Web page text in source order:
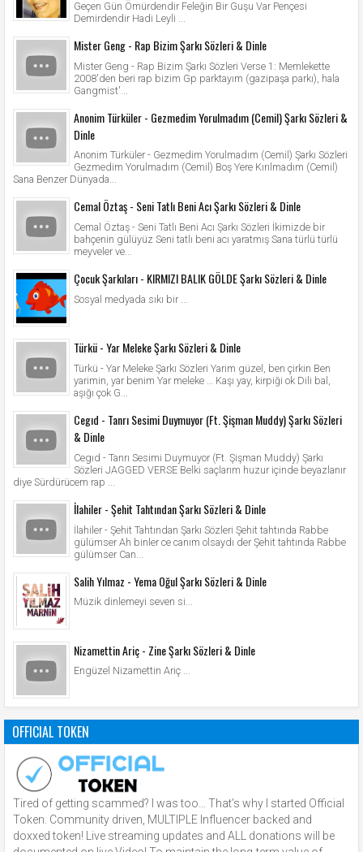
Geçen Gün Ömürdendir Feleğin Bir Guşu Var Pençesi
Demirdendir Hadi Leyli ...
Mister Geng - Rap Bizim Şarkı Sözleri & Dinle
Mister Geng - Rap Bizim Şarkı Sözleri Verse 1: Memlekette
2008'den beri rap bizim Gp parktayım (gazipaşa parkı), hala
Gangmist'...
Anonim Türküler - Gezmedim Yorulmadım (Cemil) Şarkı Sözleri &
Dinle
Anonim Türküler - Gezmedim Yorulmadım (Cemil) Şarkı Sözleri
Gezmedim Yorulmadım (Cemil) Boş Yere Kırılmadım (Cemil)
Sana Benzer Dünyada...
Cemal Öztaş - Seni Tatlı Beni Acı Şarkı Sözleri & Dinle
Cemal Öztaş - Seni Tatlı Beni Acı Şarkı Sözleri İkimizde bir
bahçenin gülüyüz Seni tatlı beni acı yaratmış Sana türlü türlü
meyveler ve...
Çocuk Şarkıları - KIRMIZI BALIK GÖLDE Şarkı Sözleri & Dinle
Sosyal medyada sıkı bir ...
Türkü - Yar Meleke Şarkı Sözleri & Dinle
Türkü - Yar Meleke Şarkı Sözleri Yarim güzel, ben çirkin Ben
yarimin, yar benim Yar meleke … Kaşı yay, kirpiği ok Dili bal,
aşığı çok G...
Cegıd - Tanrı Sesimi Duymuyor (Ft. Şişman Muddy) Şarkı Sözleri
& Dinle
Cegıd - Tanrı Sesimi Duymuyor (Ft. Şişman Muddy) Şarkı
Sözleri JAGGED VERSE Belki saçlarım huzur içinde beyazlanır
diye Sürdürücem rap ...
İlahiler - Şehit Tahtından Şarkı Sözleri & Dinle
İlahiler - Şehit Tahtından Şarkı Sözleri Şehit tahtında Rabbe
gülümser Ah binler ce canım olsaydı der Şehit tahtında Rabbe
gülümser Can...
Salih Yılmaz - Yema Oğul Şarkı Sözleri & Dinle
Müzik dinlemeyi seven si...
Nizamettin Ariç - Zine Şarkı Sözleri & Dinle
Engüzel Nizamettin Ariç ...
OFFICIAL TOKEN
Tired of getting scammed? I was too… That’s why I started Official
Token. Community driven, MULTIPLE Influencer backed and
doxxed token! Live streaming updates and ALL donations will be